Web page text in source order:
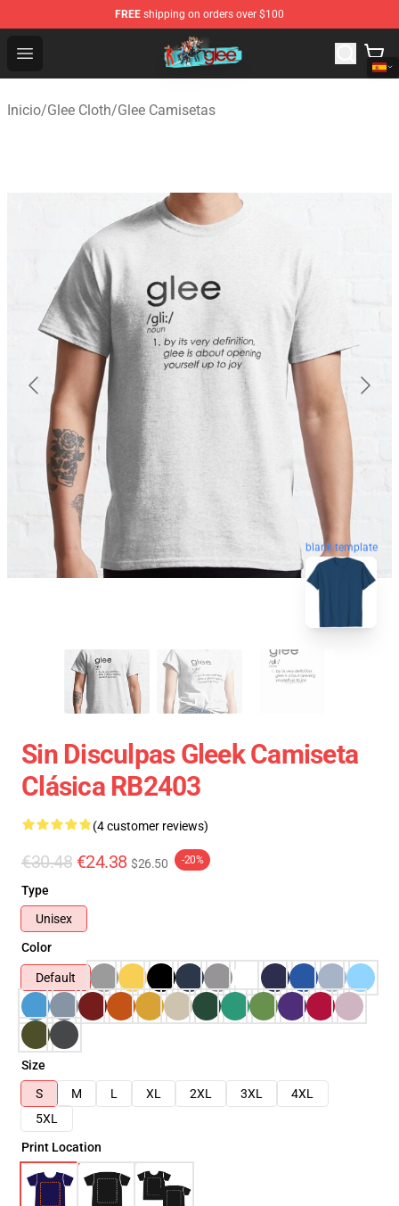
FREE shipping on orders over $100
Open menu
Glee Store - Official Glee Merchandise Shop
Inicio/Glee Cloth/Glee Camisetas
blank template
Sin Disculpas Gleek Camiseta
Clásica RB2403
(4 customer reviews)
€30.48 €24.38 $26.50 -20%
Type
Unisex
Color
Default
Size
S
M L XL 2XL 3XL
4XL
5XL
Print Location